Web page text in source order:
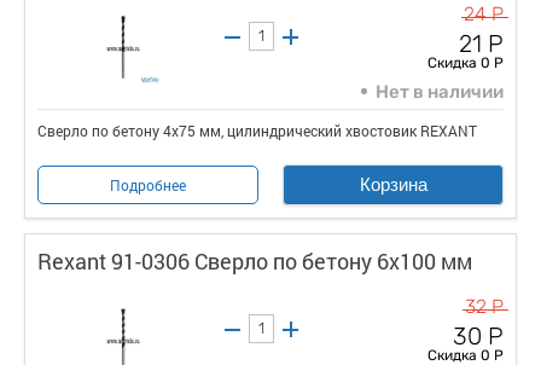
24 Р
21 Р
Скидка 0 Р
Нет в наличии
Сверло по бетону 4х75 мм, цилиндрический хвостовик REXANT
Подробнее Корзина
Rexant 91-0306 Сверло по бетону 6х100 мм
32 Р
30 Р
Скидка 0 Р